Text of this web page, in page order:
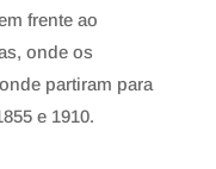
frente ao
onde os
partiram para
e 1910.